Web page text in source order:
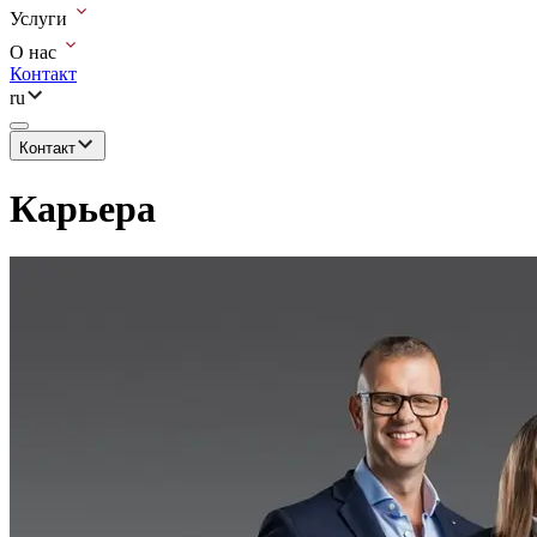
Услуги
О нас
Контакт
ru
Контакт
Карьера